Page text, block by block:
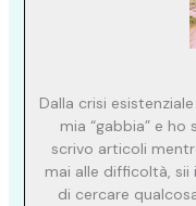
Dalla crisi
mia “gabbia” e ho
scrivo articoli
mai alle difficoltà,
di cercare